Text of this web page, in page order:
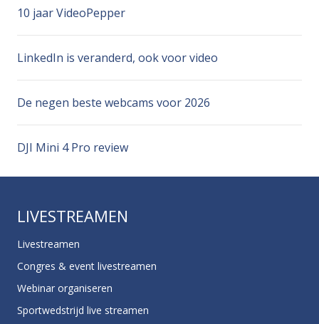
10 jaar VideoPepper
LinkedIn is veranderd, ook voor video
De negen beste webcams voor 2026
DJI Mini 4 Pro review
LIVESTREAMEN
Livestreamen
Congres & event livestreamen
Webinar organiseren
Sportwedstrijd live streamen